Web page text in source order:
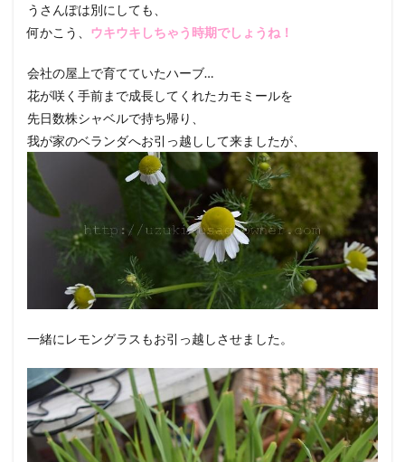
うさんぽは別にしても、
何かこう、 ウキウキしちゃう時期でしょうね！
会社の屋上で育てていたハーブ…
花が咲く手前まで成長してくれたカモミールを
先日数株シャベルで持ち帰り、
我が家のベランダへお引っ越しして来ましたが、
一緒にレモングラスもお引っ越しさせました。